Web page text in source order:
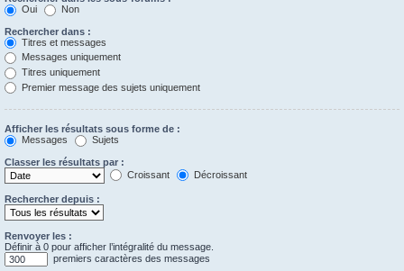
Oui
Non
Rechercher dans :
Titres et messages
Messages uniquement
Titres uniquement
Premier message des sujets uniquement
Afficher les résultats sous forme de :
Messages
Sujets
Classer les résultats par :
Croissant
Décroissant
Rechercher depuis :
Renvoyer les :
Définir à 0 pour afficher l’intégralité du message.
premiers caractères des messages